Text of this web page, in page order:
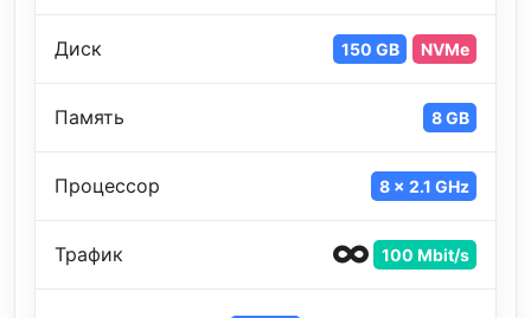
Диск 150 GB NVMe
Память 8 GB
Процессор 8 x 2.1 GHz
Трафик 100 Mbit/s